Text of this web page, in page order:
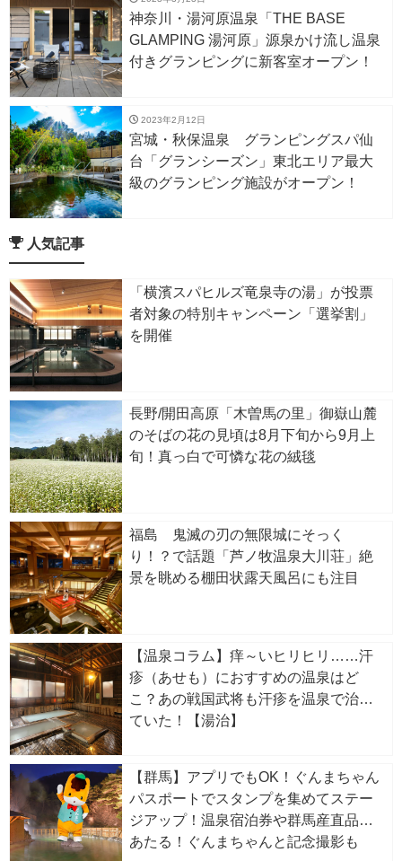
神奈川・湯河原温泉「THE BASE
GLAMPING 湯河原」源泉かけ流し温泉
付きグランピングに新客室オープン！
2023年2月12日
宮城・秋保温泉 グランピングスパ仙
台「グランシーズン」東北エリア最大
級のグランピング施設がオープン！
人気記事
「横濱スパヒルズ竜泉寺の湯」が投票
者対象の特別キャンペーン「選挙割」
を開催
長野/開田高原「木曽馬の里」御嶽山麓
のそばの花の見頃は8月下旬から9月上
旬！真っ白で可憐な花の絨毯
福島 鬼滅の刃の無限城にそっく
り！？で話題「芦ノ牧温泉大川荘」絶
景を眺める棚田状露天風呂にも注目
【温泉コラム】痒～いヒリヒリ……汗
疹（あせも）におすすめの温泉はど
こ？あの戦国武将も汗疹を温泉で治し
ていた！【湯治】
【群馬】アプリでもOK！ぐんまちゃん
パスポートでスタンプを集めてステー
ジアップ！温泉宿泊券や群馬産直品が
あたる！ぐんまちゃんと記念撮影も